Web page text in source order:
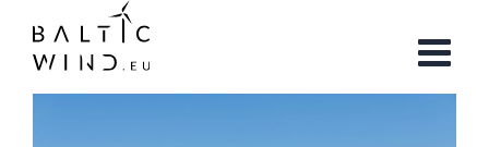
zawartości